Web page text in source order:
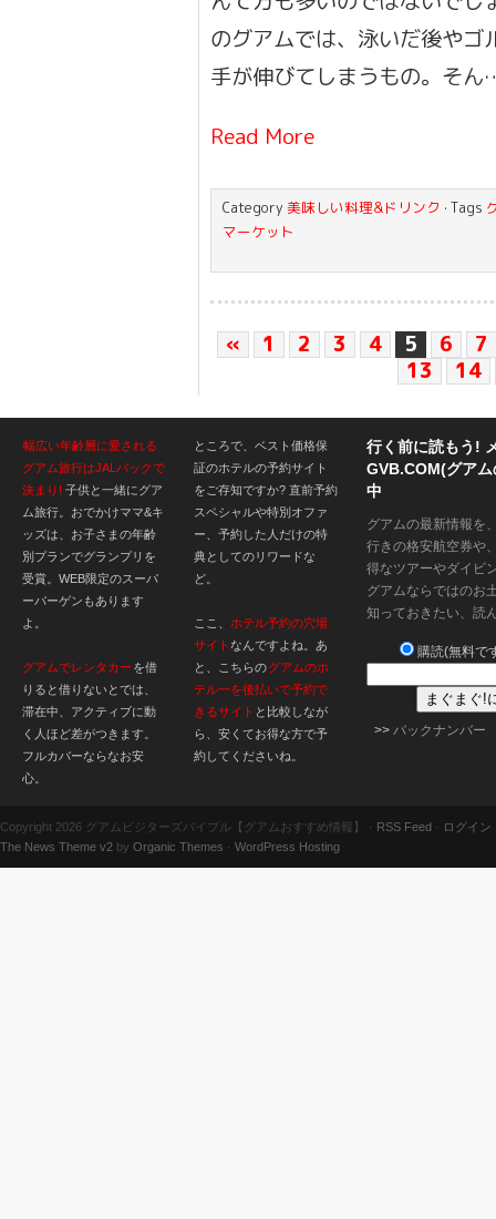
のグアムでは、泳いだ後やゴ
手が伸びてしまうもの。そ
Read More
Category 美味しい料理&ドリンク · Tags
マーケット
« 1 2 3 4 5 6
7
13
14
幅広い年齢層に愛される
グアム旅行はJALパックで
決まり! 子供と一緒にグア
ム旅行。おでかけママ&キ
ッズは、お子さまの年齢
別プランでグランプリを
受賞。WEB限定のスーパ
ーバーゲンもあります
よ。
グアムでレンタカー を借
りると借りないとでは、
滞在中、アクティブに動
く人ほど差がつきます。
フルカバーならなお安
心。
ところで、ベスト価格保
証のホテルの予約サイト
をご存知ですか? 直前予約
スペシャルや特別オファ
ー、予約した人だけの特
典としてのリワードな
ど。
ここ、 ホテル予約の穴場
サイトなんですよね。あ
と、こちらのグアムのホ
テル一を後払いで予約で
きるサイト と比較しなが
ら、安くてお得な方で予
約してくださいね。
行く前に読もう!
GVB.COM(グア
中
グアムの最新情報を
行きの格安航空券や
得なツアーやダイビ
グアムならではのお
知っておきたい、読
購読(無料で
>> バックナンバー
Copyright 2026 グアムビジターズバイブル【グアムおすすめ情報】 · RSS Feed · ログイン
The News Theme v2 by Organic Themes · WordPress Hosting